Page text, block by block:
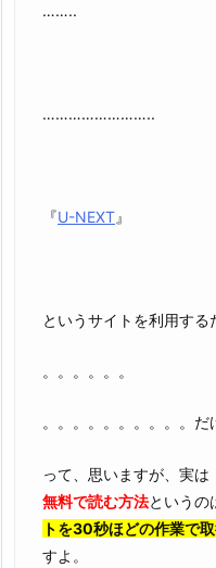
……..
……………………..
『U-NEXT』
というサイトを利用する
。。。。。。
。。。。。。。。。。
って、思いますが、実は
無料で読む方法というの
トを30秒ほどの作業で
すよ。